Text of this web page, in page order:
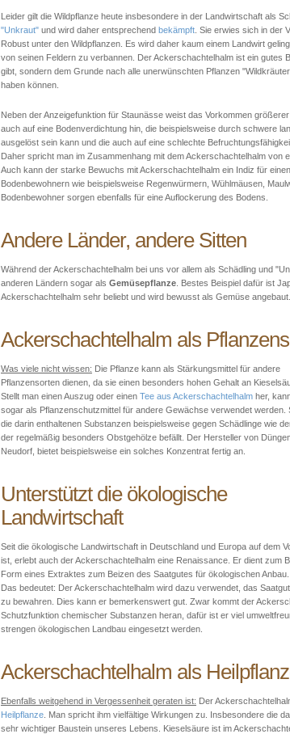
Leider gilt die Wildpflanze heute insbesondere in der Landwirtschaft als
"Unkraut" und wird daher entsprechend bekämpft . Sie erwies sich in der
Robust unter den Wildpflanzen. Es wird daher kaum einem Landwirt
von seinen Feldern zu verbannen. Der Ackerschachtelhalm ist ein gutes
gibt, sondern dem Grunde nach alle unerwünschten Pflanzen
haben können.
Neben der Anzeigefunktion für Staunässe weist das Vorkommen
auch auf eine Bodenverdichtung hin, die beispielsweise durch schwere
ausgelöst sein kann und die auch auf eine schlechte
Daher spricht man im Zusammenhang mit dem Ackerschachtelhalm von
Auch kann der starke Bewuchs mit Ackerschachtelhalm ein Indiz für
Bodenbewohnern wie beispielsweise Regenwürmern, Wühlmäusen,
Bodenbewohner sorgen ebenfalls für eine Auflockerung des Bodens.
Andere Länder, andere Sitten
Während der Ackerschachtelhalm bei uns vor allem als Schädling und
anderen Ländern sogar als Gemüsepflanze . Bestes Beispiel dafür ist
Ackerschachtelhalm sehr beliebt und wird bewusst als Gemüse angebaut.
Ackerschachtelhalm als
Was viele nicht wissen: Die Pflanze kann als Stärkungsmittel für andere
Pflanzensorten dienen, da sie einen besonders hohen Gehalt an
Stellt man einen Auszug oder einen Tee aus Ackerschachtelhalm her,
sogar als Pflanzenschutzmittel für andere Gewächse verwendet werden.
die darin enthaltenen Substanzen beispielsweise gegen Schädlinge wie
der regelmäßig besonders Obstgehölze befällt. Der Hersteller von
Neudorf, bietet beispielsweise ein solches Konzentrat fertig an.
Unterstützt die ökologische
Landwirtschaft
Seit die ökologische Landwirtschaft in Deutschland und Europa auf dem
ist, erlebt auch der Ackerschachtelhalm eine Renaissance. Er dient zum
Form eines Extraktes zum Beizen des Saatgutes für ökologischen Anbau.
Das bedeutet: Der Ackerschachtelhalm wird dazu verwendet, das
zu bewahren. Dies kann er bemerkenswert gut. Zwar kommt der
Schutzfunktion chemischer Substanzen heran, dafür ist er viel
strengen ökologischen Landbau eingesetzt werden.
Ackerschachtelhalm als
Ebenfalls weitgehend in Vergessenheit geraten ist: Der
Heilpflanze . Man spricht ihm vielfältige Wirkungen zu. Insbesondere die
sehr wichtiger Baustein unseres Lebens. Kieselsäure ist im